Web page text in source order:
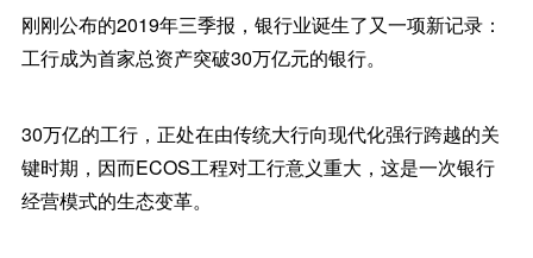
刚刚公布的2019年三季报，银行业诞生了又一项新记录：
工行成为首家总资产突破30万亿元的银行。
30万亿的工行，正处在由传统大行向现代化强行跨越的关
键时期，因而ECOS工程对工行意义重大，这是一次银行
经营模式的生态变革。